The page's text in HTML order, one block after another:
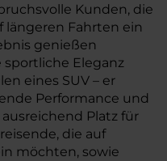
Kunden, die
längeren Fahrten ein
genießen
Eleganz
eines SUV – er
Performance und
Platz für
die auf
möchten, sowie